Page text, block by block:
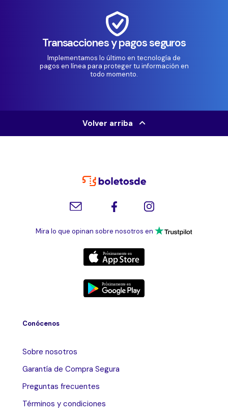
Transacciones y pagos seguros
Implementamos lo último en tecnología de
pagos en línea para proteger tu información en
todo momento.
Volver arriba
Mira lo que opinan sobre nosotros en
Conócenos
Sobre nosotros
Garantía de Compra Segura
Preguntas frecuentes
Términos y condiciones